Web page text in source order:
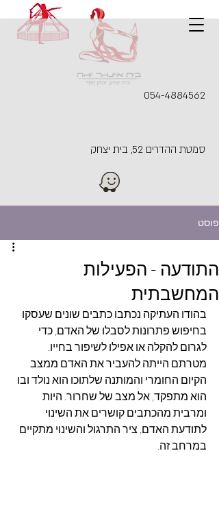
054-4884562
סמטת ההדרים 52, בית יצחק
פוסט
התודעה - הפעילות
המחשבתית
בהודו העתיקה נכתבו כתבים שונים שעסקו
בחיפוש פתרונות לסבלו של האדם, כדי
לגרום להקלה או אפילו לשיפור בחייו.
מטרתם הייתה להעביר את האדם ממצב
הקיום החומרי והמותנה שלתוכו הוא נולד ובו
הוא מתפקד, אל מצב של שחרור. היות
ומרבית מהכתבים קושרים את השינוי
לתודעת האדם, ציר התרגול והשינוי מתקיים
במרחב זה.